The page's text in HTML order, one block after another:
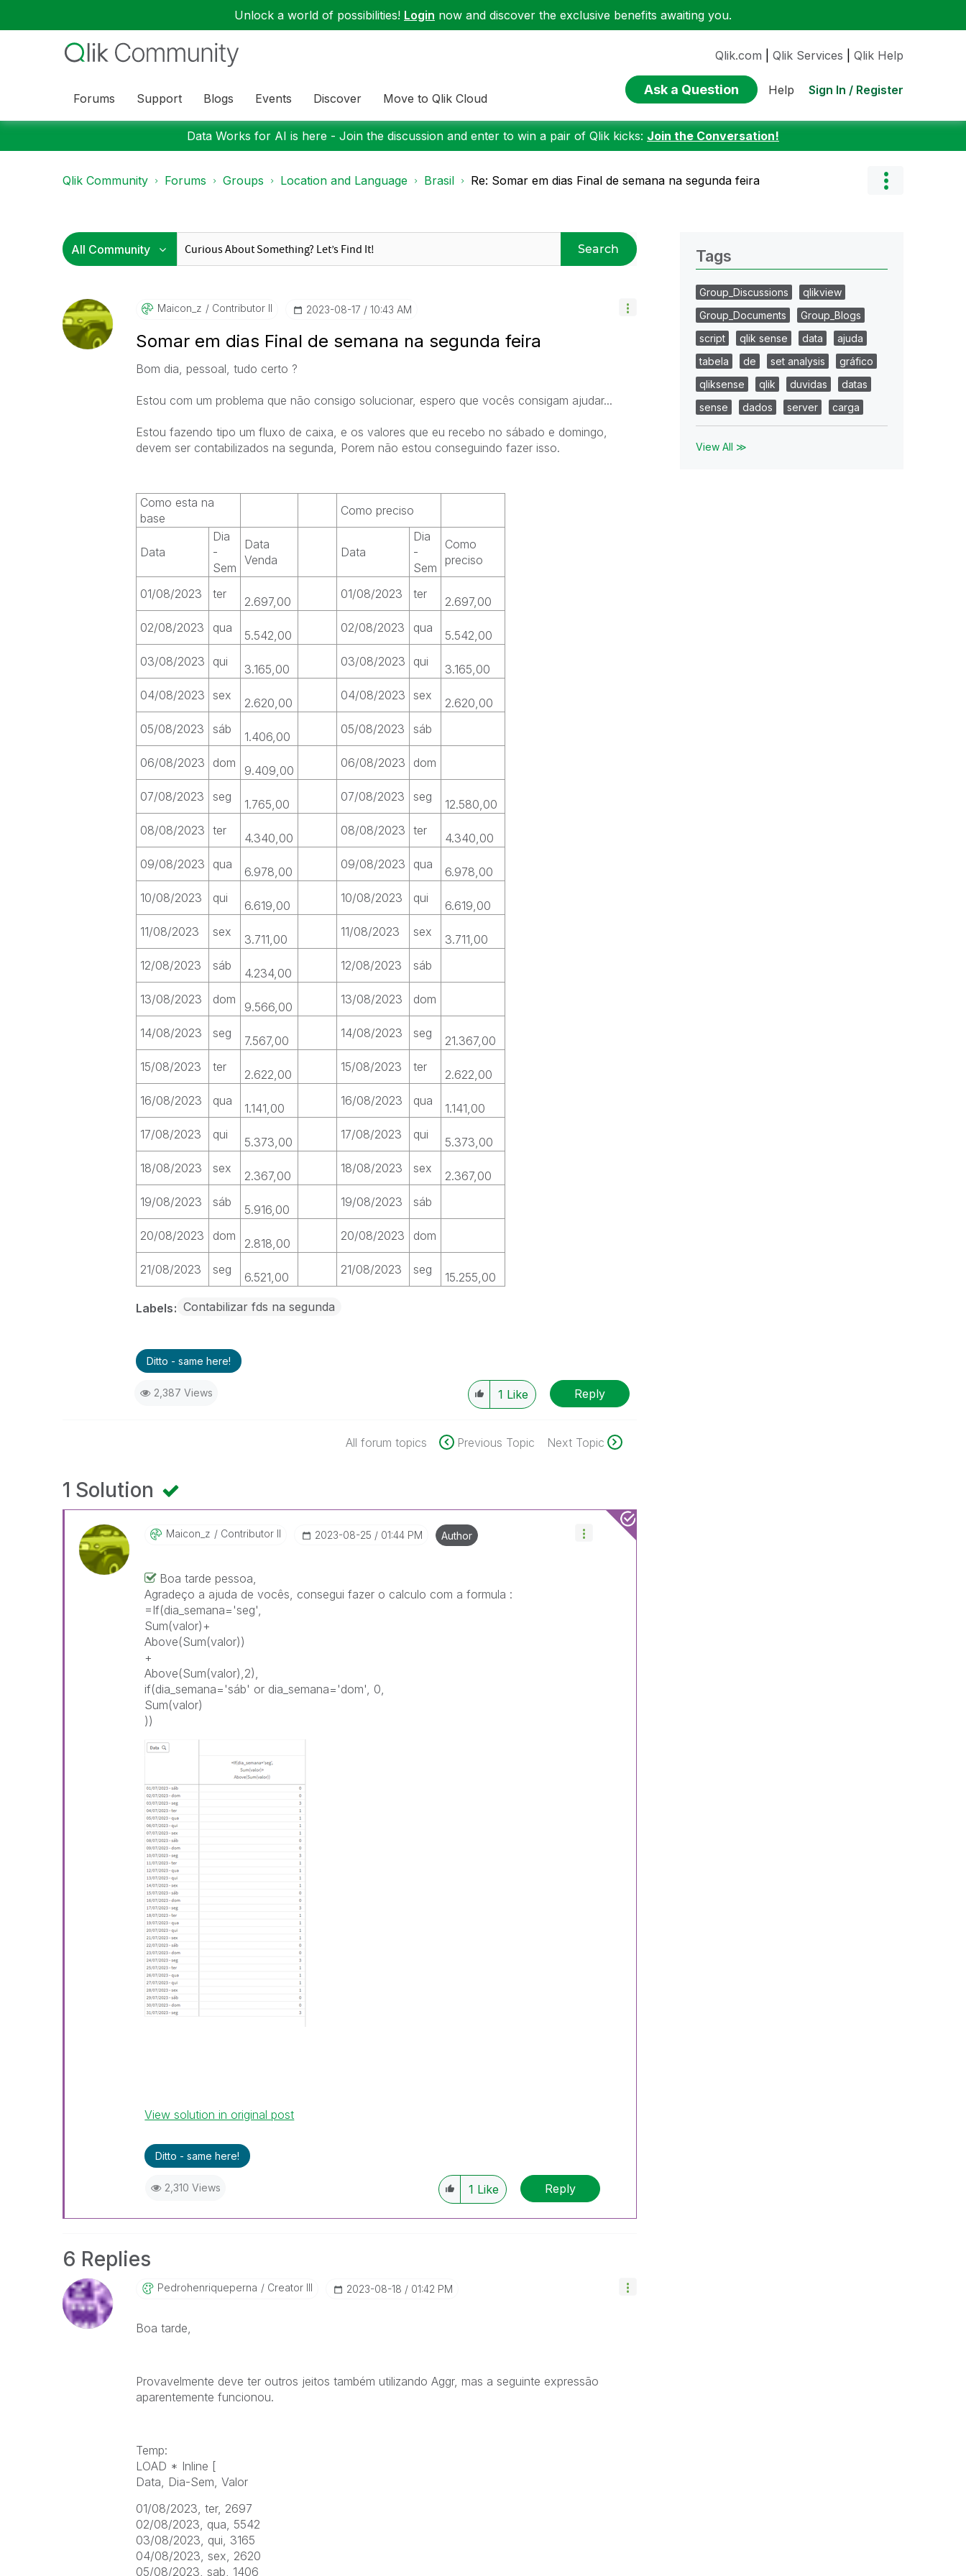
Unlock a world of possibilities! Login now and discover the exclusive benefits awaiting you.
Forums Support Blogs Events Discover Move to Qlik Cloud
Qlik.com Qlik Services Qlik Help
Ask a Question Help Sign In / Register
Data Works for AI is here - Join the discussion and enter to win a pair of Qlik kicks: Join the Conversation!
Qlik Community Forums Groups Location and Language Brasil Re: Somar em dias Final de semana na segunda feira
Search
Maicon_z Contributor II ‎2023-08-17 10:43 AM
Somar em dias Final de semana na segunda feira
Bom dia, pessoal, tudo certo ?
Estou com um problema que não consigo solucionar, espero que vocês consigam ajudar...
Estou fazendo tipo um fluxo de caixa, e os valores que eu recebo no sábado e domingo,
devem ser contabilizados na segunda, Porem não estou conseguindo fazer isso.
Como esta na
base
Como preciso
Data
Dia
-
Sem
Data
Venda
Data
Dia
-
Sem
Como
preciso
01/08/2023 ter
2.697,00
01/08/2023 ter
2.697,00
02/08/2023
qua
5.542,00
02/08/2023 qua
5.542,00
03/08/2023
qui
3.165,00
03/08/2023 qui
3.165,00
04/08/2023
sex
2.620,00
04/08/2023 sex
2.620,00
05/08/2023
sáb
1.406,00
05/08/2023 sáb
06/08/2023 dom
9.409,00
06/08/2023 dom
07/08/2023 seg
1.765,00
07/08/2023 seg
12.580,00
08/08/2023 ter
4.340,00
08/08/2023 ter
4.340,00
09/08/2023
qua
6.978,00
09/08/2023 qua
6.978,00
10/08/2023
qui
6.619,00
10/08/2023 qui
6.619,00
11/08/2023
sex
3.711,00
11/08/2023 sex
3.711,00
12/08/2023
sáb
4.234,00
12/08/2023 sáb
13/08/2023 dom
9.566,00
13/08/2023 dom
14/08/2023 seg
7.567,00
14/08/2023 seg
21.367,00
15/08/2023
ter
2.622,00
15/08/2023 ter
2.622,00
16/08/2023
qua
1.141,00
16/08/2023 qua
1.141,00
17/08/2023
qui
5.373,00
17/08/2023 qui
5.373,00
18/08/2023
sex
2.367,00
18/08/2023 sex
2.367,00
19/08/2023
sáb
5.916,00
19/08/2023 sáb
20/08/2023 dom
2.818,00
20/08/2023 dom
21/08/2023 seg
6.521,00
21/08/2023 seg
15.255,00
Labels Contabilizar fds na segunda
Ditto - same here!
2,387 Views 1 Like Reply
All forum topics Previous Topic Next Topic
1 Solution
Maicon_z Contributor II ‎2023-08-25 01:44 PM Author
Boa tarde pessoa,
Agradeço a ajuda de vocês, consegui fazer o calculo com a formula :
=If(dia_semana='seg',
Sum(valor)+
Above(Sum(valor))
+
Above(Sum(valor),2),
if(dia_semana='sáb' or dia_semana='dom', 0,
Sum(valor)
))
View solution in original post
Ditto - same here!
2,310 Views 1 Like Reply
6 Replies
PedrohenriquepeRna Creator III ‎2023-08-18 01:42 PM
Boa tarde,
Provavelmente deve ter outros jeitos também utilizando Aggr, mas a seguinte expressão
aparentemente funcionou.
Temp:
LOAD * Inline [
Data, Dia-Sem, Valor
01/08/2023, ter, 2697
02/08/2023, qua, 5542
03/08/2023, qui, 3165
04/08/2023, sex, 2620
05/08/2023, sab, 1406
Tags
Group_Discussions
qlikview
Group_Documents
Group_Blogs
script
qlik sense data
ajuda
tabela
de set analysis
gráfico
qliksense
qlik duvidas
datas
sense
dados server carga
View All ≫